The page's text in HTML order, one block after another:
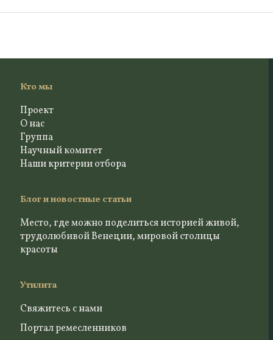
Кто мы
Проект
О нас
Группа
Научный комитет
Наши критерии отбора
Блог и новостные статьи
Место, где можно поделиться историей живой,
трудолюбивой Венеции, мировой столицы
красоты
Утилита
Свяжитесь с нами
Портал ремесленников